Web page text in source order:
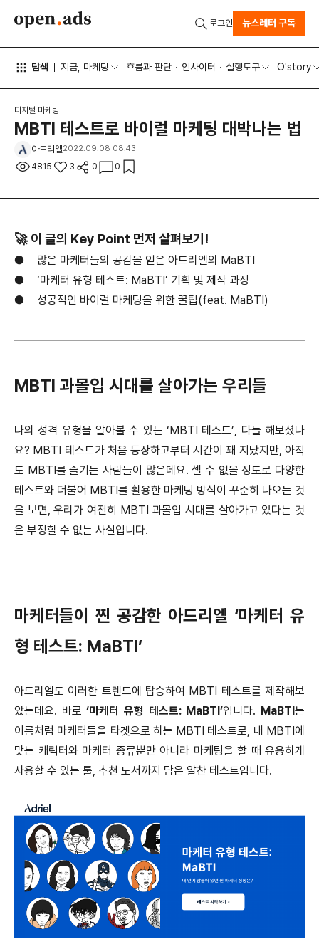
탐색 지금, 마케팅 흐름과 판단 인사이터 실행도구 O'story
로그인 뉴스레터 구독
디지털 마케팅
MBTI 테스트로 바이럴 마케팅 대박나는 법
아드리엘2022.09.08 08:43
4815 3 0 0
🚀 이 글의 Key Point 먼저 살펴보기!
●
많은 마케터들의 공감을 얻은 아드리엘의 MaBTI
●
‘마케터 유형 테스트: MaBTI’ 기획 및 제작 과정
●
성공적인 바이럴 마케팅을 위한 꿀팁(feat. MaBTI)
MBTI 과몰입 시대를 살아가는 우리들
나의 성격 유형을 알아볼 수 있는 ‘MBTI 테스트’, 다들 해보셨나
요? MBTI 테스트가 처음 등장하고부터 시간이 꽤 지났지만, 아직
도 MBTI를 즐기는 사람들이 많은데요. 셀 수 없을 정도로 다양한
테스트와 더불어 MBTI를 활용한 마케팅 방식이 꾸준히 나오는 것
을 보면, 우리가 여전히 MBTI 과몰입 시대를 살아가고 있다는 것
은 부정할 수 없는 사실입니다.
마케터들이 찐 공감한 아드리엘 ‘마케터 유
형 테스트: MaBTI’
아드리엘도 이러한 트렌드에 탑승하여 MBTI 테스트를 제작해보
았는데요. 바로 ‘마케터 유형 테스트: MaBTI’입니다. MaBTI는
이름처럼 마케터들을 타겟으로 하는 MBTI 테스트로, 내 MBTI에
맞는 캐릭터와 마케터 종류뿐만 아니라 마케팅을 할 때 유용하게
사용할 수 있는 툴, 추천 도서까지 담은 알찬 테스트입니다.